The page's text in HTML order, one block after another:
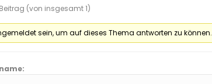
(von insgesamt 1)
sein, um auf dieses Thema antworten zu können.